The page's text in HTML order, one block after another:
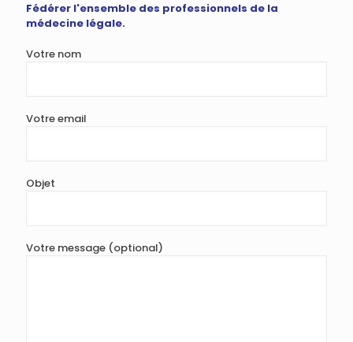
Fédérer l'ensemble des professionnels de la
médecine légale.
Votre nom
Votre email
Objet
Votre message (optional)